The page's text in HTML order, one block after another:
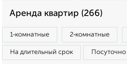
Аренда квартир (266)
1‑комнатные 2‑комнатные
На длительный срок Посуточно